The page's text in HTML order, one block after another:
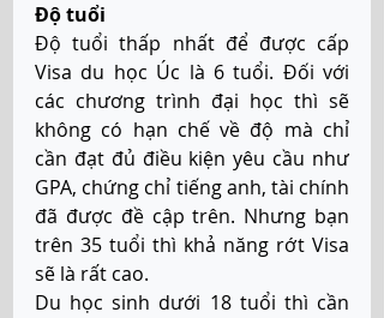
Độ tuổi
Độ tuổi thấp nhất để được cấp
Visa du học Úc là 6 tuổi. Đối với
các chương trình đại học thì sẽ
không có hạn chế về độ mà chỉ
cần đạt đủ điều kiện yêu cầu như
GPA, chứng chỉ tiếng anh, tài chính
đã được đề cập trên. Nhưng bạn
trên 35 tuổi thì khả năng rớt Visa
sẽ là rất cao.
Du học sinh dưới 18 tuổi thì cần